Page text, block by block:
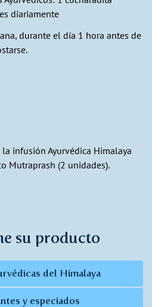
diariamente
durante el día 1 hora antes de
infusión Ayurvédica Himalaya
Mutraprash (2 unidades).
su producto
del Himalaya
y especiados